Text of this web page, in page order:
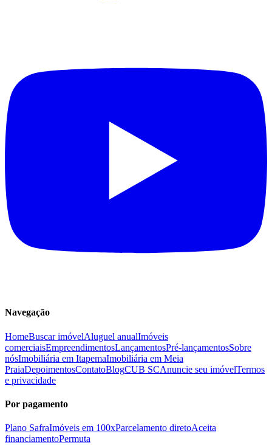
Navegação
HomeBuscar imóvelAluguel anualImóveis
comerciaisEmpreendimentosLançamentosPré-lançamentosSobre
nósImobiliária em ItapemaImobiliária em Meia
PraiaDepoimentosContatoBlogCUB SCAnuncie seu imóvelTermos
e privacidade
Por pagamento
Plano SafraImóveis em 100xParcelamento diretoAceita
financiamentoPermuta